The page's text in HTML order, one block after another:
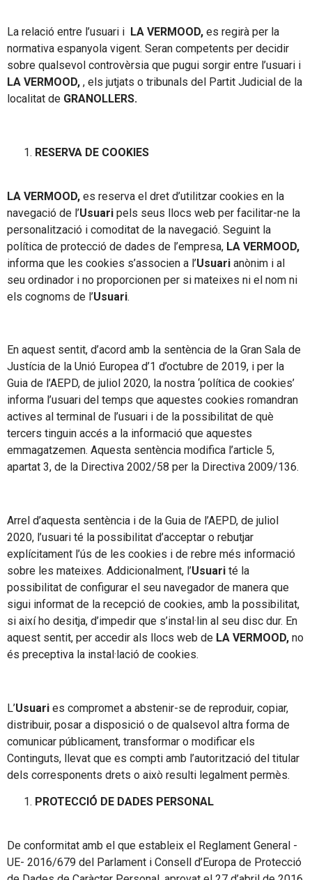
La relació entre l’usuari i LA VERMOOD, es regirà per la
normativa espanyola vigent. Seran competents per decidir
sobre qualsevol controvèrsia que pugui sorgir entre l’usuari i
LA VERMOOD, , els jutjats o tribunals del Partit Judicial de la
localitat de GRANOLLERS.
RESERVA DE COOKIES
LA VERMOOD, es reserva el dret d’utilitzar cookies en la
navegació de l’Usuari pels seus llocs web per facilitar-ne la
personalització i comoditat de la navegació. Seguint la
política de protecció de dades de l’empresa, LA VERMOOD,
informa que les cookies s’associen a l’Usuari anònim i al
seu ordinador i no proporcionen per si mateixes ni el nom ni
els cognoms de l’Usuari.
En aquest sentit, d’acord amb la sentència de la Gran Sala de
Justícia de la Unió Europea d’1 d’octubre de 2019, i per la
Guia de l’AEPD, de juliol 2020, la nostra ‘política de cookies’
informa l’usuari del temps que aquestes cookies romandran
actives al terminal de l’usuari i de la possibilitat de què
tercers tinguin accés a la informació que aquestes
emmagatzemen. Aquesta sentència modifica l’article 5,
apartat 3, de la Directiva 2002/58 per la Directiva 2009/136.
Arrel d’aquesta sentència i de la Guia de l’AEPD, de juliol
2020, l’usuari té la possibilitat d’acceptar o rebutjar
explícitament l’ús de les cookies i de rebre més informació
sobre les mateixes. Addicionalment, l’Usuari té la
possibilitat de configurar el seu navegador de manera que
sigui informat de la recepció de cookies, amb la possibilitat,
si així ho desitja, d’impedir que s’instal·lin al seu disc dur. En
aquest sentit, per accedir als llocs web de LA VERMOOD, no
és preceptiva la instal·lació de cookies.
L’Usuari es compromet a abstenir-se de reproduir, copiar,
distribuir, posar a disposició o de qualsevol altra forma de
comunicar públicament, transformar o modificar els
Continguts, llevat que es compti amb l’autorització del titular
dels corresponents drets o això resulti legalment permès.
PROTECCIÓ DE DADES PERSONAL
De conformitat amb el que estableix el Reglament General -
UE- 2016/679 del Parlament i Consell d’Europa de Protecció